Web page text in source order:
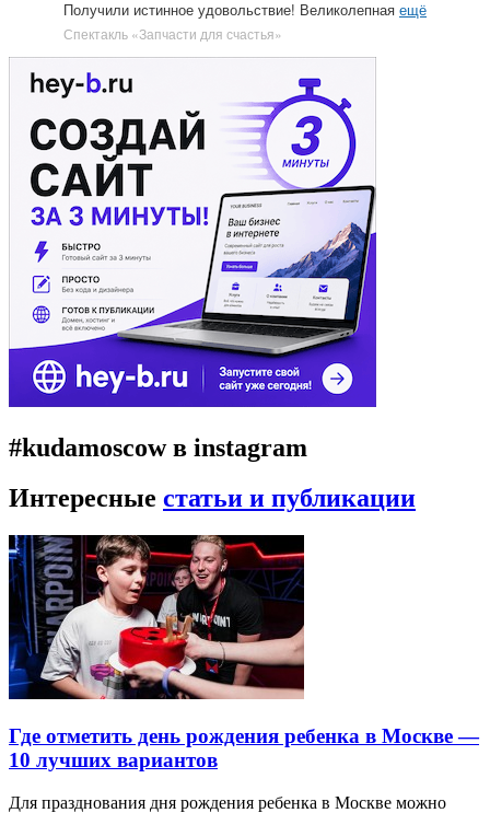
Получили истинное удовольствие! Великолепная ещё
Спектакль «Запчасти для счастья»
#kudamoscow в instagram
Интересные статьи и публикации
Где отметить день рождения ребенка в Москве —
10 лучших вариантов
Для празднования дня рождения ребенка в Москве можно